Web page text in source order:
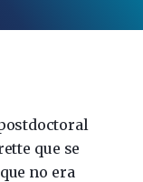
que se
no era